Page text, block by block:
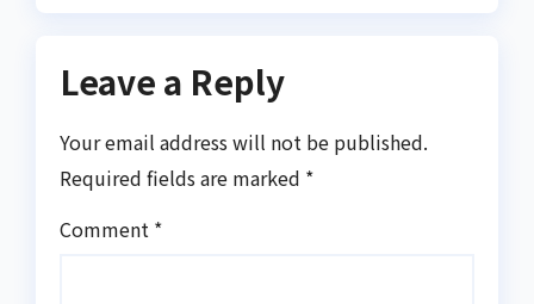
Leave a Reply
Your email address will not be published.
Required fields are marked *
Comment *